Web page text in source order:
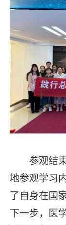
参观结
地参观学习
了自身在国
下一步，医